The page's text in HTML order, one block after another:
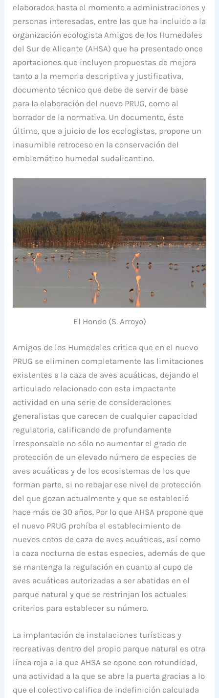
elaborados hasta el momento a administraciones y
personas interesadas, entre las que ha incluido a la
organización ecologista Amigos de los Humedales
del Sur de Alicante (AHSA) que ha presentado once
aportaciones que incluyen propuestas de mejora
tanto a la memoria descriptiva y justificativa,
documento técnico que debe de servir de base
para la elaboración del nuevo PRUG, como al
borrador de la normativa. Un documento, éste
último, que a juicio de los ecologistas, propone un
inasumible retroceso en la conservación del
emblemático humedal sudalicantino.
El Hondo (S. Arroyo)
Amigos de los Humedales critica que en el nuevo
PRUG se eliminen completamente las limitaciones
existentes a la caza de aves acuáticas, dejando el
articulado relacionado con esta impactante
actividad en una serie de consideraciones
generalistas que carecen de cualquier capacidad
regulatoria, calificando de profundamente
irresponsable no sólo no aumentar el grado de
protección de un elevado número de especies de
aves acuáticas y de los ecosistemas de los que
forman parte, si no rebajar ese nivel de protección
del que gozan actualmente y que se estableció
hace más de 30 años. Por lo que AHSA propone que
el nuevo PRUG prohíba el establecimiento de
nuevos cotos de caza de aves acuáticas, así como
la caza nocturna de estas especies, además de que
se mantenga la regulación en cuanto al cupo de
aves acuáticas autorizadas a ser abatidas en el
parque natural y que se restrinjan los actuales
criterios para establecer su número.
La implantación de instalaciones turísticas y
recreativas dentro del propio parque natural es otra
línea roja a la que AHSA se opone con rotundidad,
una actividad a la que se abre la puerta gracias a lo
que el colectivo califica de indefinición calculada